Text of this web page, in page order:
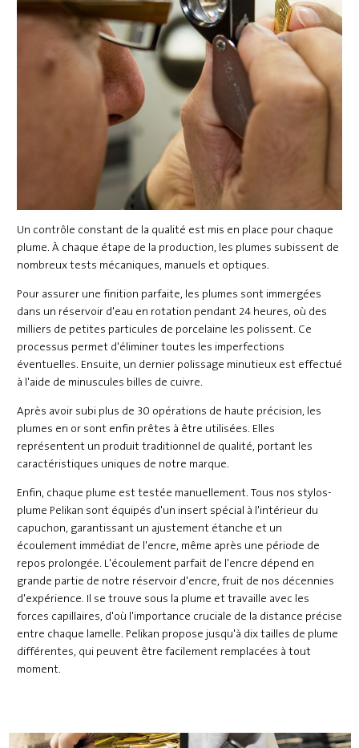
Un contrôle constant de la qualité est mis en place pour chaque
plume. À chaque étape de la production, les plumes subissent de
nombreux tests mécaniques, manuels et optiques.
Pour assurer une finition parfaite, les plumes sont immergées
dans un réservoir d'eau en rotation pendant 24 heures, où des
milliers de petites particules de porcelaine les polissent. Ce
processus permet d'éliminer toutes les imperfections
éventuelles. Ensuite, un dernier polissage minutieux est effectué
à l'aide de minuscules billes de cuivre.
Après avoir subi plus de 30 opérations de haute précision, les
plumes en or sont enfin prêtes à être utilisées. Elles
représentent un produit traditionnel de qualité, portant les
caractéristiques uniques de notre marque.
Enfin, chaque plume est testée manuellement. Tous nos stylos-
plume Pelikan sont équipés d'un insert spécial à l'intérieur du
capuchon, garantissant un ajustement étanche et un
écoulement immédiat de l'encre, même après une période de
repos prolongée. L'écoulement parfait de l'encre dépend en
grande partie de notre réservoir d'encre, fruit de nos décennies
d'expérience. Il se trouve sous la plume et travaille avec les
forces capillaires, d'où l'importance cruciale de la distance précise
entre chaque lamelle. Pelikan propose jusqu'à dix tailles de plume
différentes, qui peuvent être facilement remplacées à tout
moment.